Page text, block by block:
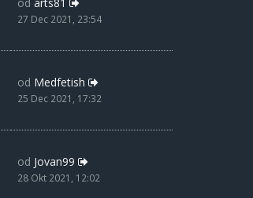
27 Dec 2021, 23:54
od Medfetish
25 Dec 2021, 17:32
od Jovan99
28 Okt 2021, 12:02